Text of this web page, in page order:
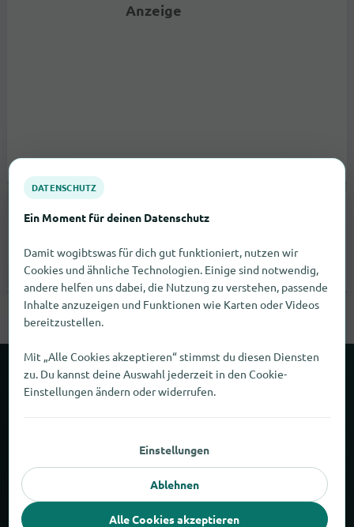
Anzeige
93073
Neutraubling
Keine Angabe |Telefongeschäfte
Über wogibtswas
Rechtliches
DATENSCHUTZ
Ein Moment für deinen Datenschutz
Damit wogibtswas für dich gut funktioniert, nutzen wir
Cookies und ähnliche Technologien. Einige sind notwendig,
andere helfen uns dabei, die Nutzung zu verstehen, passende
Inhalte anzuzeigen und Funktionen wie Karten oder Videos
bereitzustellen.
Mit „Alle Cookies akzeptieren“ stimmst du diesen Diensten
zu. Du kannst deine Auswahl jederzeit in den Cookie-
Einstellungen ändern oder widerrufen.
Einstellungen
Ablehnen
Alle Cookies akzeptieren